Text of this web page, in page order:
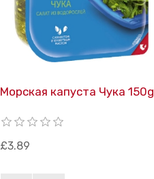
Морская капуста Чука 150g
£3.89